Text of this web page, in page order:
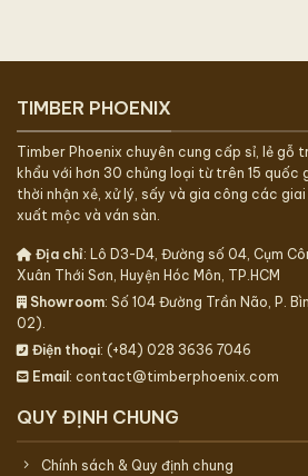
TIMBER PHOENIX
Timber Phoenix chuyên cung cấp sỉ, lẻ gỗ
khẩu với hơn 30 chủng loại từ trên 15 quốc
thời nhận xẻ, xử lý, sấy và gia công các
xuất mộc và ván sàn.
Địa chỉ: Lô D3-D4, Đường số 04, Cụm
Xuân Thới Sơn, Huyện Hóc Môn, TP.HCM
Showroom: Số 104 Đường Trần Não, P.
02).
Điện thoại: (+84) 028 3636 7046
Email: contact@timberphoenix.com
QUY ĐỊNH CHUNG
Chính sách & Quy định chung